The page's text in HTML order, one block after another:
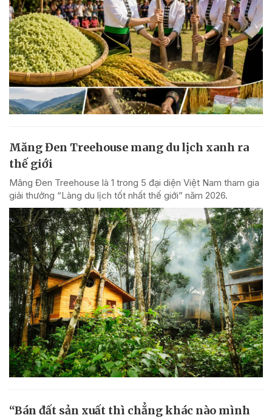
Măng Đen Treehouse mang du lịch xanh ra
thế giới
Măng Đen Treehouse là 1 trong 5 đại diện Việt Nam tham gia
giải thưởng “Làng du lịch tốt nhất thế giới” năm 2026.
“Bán đất sản xuất thì chẳng khác nào mình